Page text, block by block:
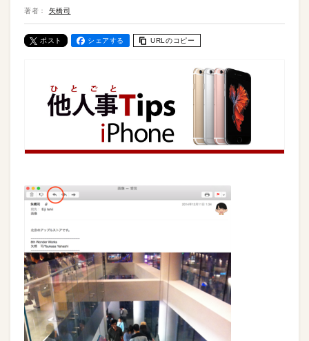
著者： 矢橋司
ポスト シェアする URLのコピー